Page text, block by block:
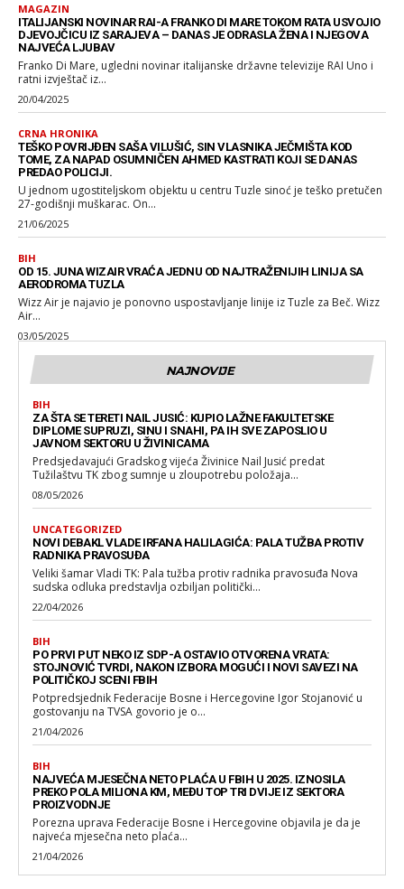
MAGAZIN
ITALIJANSKI NOVINAR RAI-A FRANKO DI MARE TOKOM RATA USVOJIO
DJEVOJČICU IZ SARAJEVA – DANAS JE ODRASLA ŽENA I NJEGOVA
NAJVEĆA LJUBAV
Franko Di Mare, ugledni novinar italijanske državne televizije RAI Uno i
ratni izvještač iz...
20/04/2025
CRNA HRONIKA
TEŠKO POVRIJĐEN SAŠA VILUŠIĆ, SIN VLASNIKA JEČMIŠTA KOD
TOME, ZA NAPAD OSUMNIČEN AHMED KASTRATI KOJI SE DANAS
PREDAO POLICIJI.
U jednom ugostiteljskom objektu u centru Tuzle sinoć je teško pretučen
27-godišnji muškarac. On...
21/06/2025
BIH
OD 15. JUNA WIZAIR VRAĆA JEDNU OD NAJTRAŽENIJIH LINIJA SA
AERODROMA TUZLA
Wizz Air je najavio je ponovno uspostavljanje linije iz Tuzle za Beč. Wizz
Air...
03/05/2025
NAJNOVIJE
BIH
ZA ŠTA SE TERETI NAIL JUSIĆ: KUPIO LAŽNE FAKULTETSKE
DIPLOME SUPRUZI, SINU I SNAHI, PA IH SVE ZAPOSLIO U
JAVNOM SEKTORU U ŽIVINICAMA
Predsjedavajući Gradskog vijeća Živinice Nail Jusić predat
Tužilaštvu TK zbog sumnje u zloupotrebu položaja...
08/05/2026
UNCATEGORIZED
NOVI DEBAKL VLADE IRFANA HALILAGIĆA: PALA TUŽBA PROTIV
RADNIKA PRAVOSUĐA
Veliki šamar Vladi TK: Pala tužba protiv radnika pravosuđa Nova
sudska odluka predstavlja ozbiljan politički...
22/04/2026
BIH
PO PRVI PUT NEKO IZ SDP-A OSTAVIO OTVORENA VRATA:
STOJNOVIĆ TVRDI, NAKON IZBORA MOGUĆI I NOVI SAVEZI NA
POLITIČKOJ SCENI FBIH
Potpredsjednik Federacije Bosne i Hercegovine Igor Stojanović u
gostovanju na TVSA govorio je o...
21/04/2026
BIH
NAJVEĆA MJESEČNA NETO PLAĆA U FBIH U 2025. IZNOSILA
PREKO POLA MILIONA KM, MEĐU TOP TRI DVIJE IZ SEKTORA
PROIZVODNJE
Porezna uprava Federacije Bosne i Hercegovine objavila je da je
najveća mjesečna neto plaća...
21/04/2026